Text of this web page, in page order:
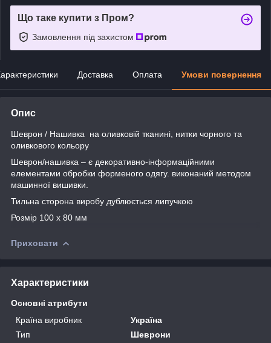
Що таке купити з Пром?
Замовлення під захистом
Доставка Оплата Умови повернення
Опис
Шеврон / Нашивка на оливковій тканині, нитки чорного та
оливкового кольору
Шеврон/нашивка – є декоративно-інформаційними
елементами обробки форменого одягу. виконаний методом
машинної вишивки.
Тильна сторона виробу дублюється липучкою
Розмір 100 х 80 мм
Приховати
Характеристики
Основні атрибути
Країна виробник
Україна
Тип
Шеврони